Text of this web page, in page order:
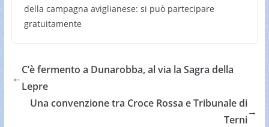
della campagna aviglianese: si può partecipare
gratuitamente
←
C’è fermento a Dunarobba, al via la Sagra della
Lepre
Una convenzione tra Croce Rossa e Tribunale di
Terni
→